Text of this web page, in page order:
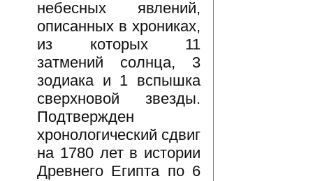
небесных явлений,
описанных в хрониках,
из которых 11
затмений солнца, 3
зодиака и 1 вспышка
сверхновой звезды.
Подтвержден
хронологический сдвиг
на 1780 лет в истории
Древнего Египта по 6